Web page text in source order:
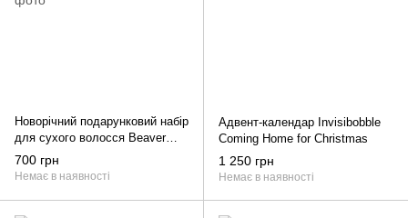
Новорічний подарунковий набір
для сухого волосся Beaver
шампунь 250 мл + кондиціонер
250 мл
700 грн
Немає в наявності
Адвент-календар Invisibobble
Coming Home for Christmas
1 250 грн
Немає в наявності